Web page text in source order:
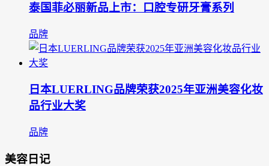
泰国菲必丽新品上市：口腔专研牙膏系列
品牌
日本LUERLING品牌荣获2025年亚洲美容化妆
品行业大奖
品牌
美容日记